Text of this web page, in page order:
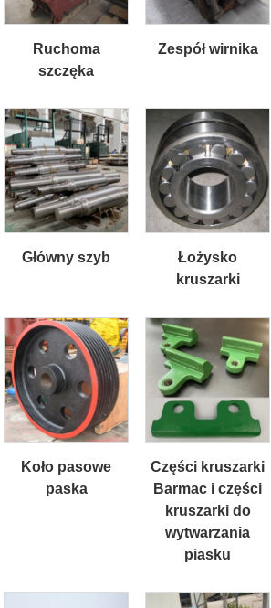
Ruchoma
szczęka
Zespół wirnika
Główny szyb
Łożysko
kruszarki
Koło pasowe
paska
Części kruszarki
Barmac i części
kruszarki do
wytwarzania
piasku